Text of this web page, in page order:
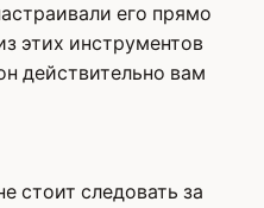
его прямо
этих инструментов
действительно вам
стоит следовать за